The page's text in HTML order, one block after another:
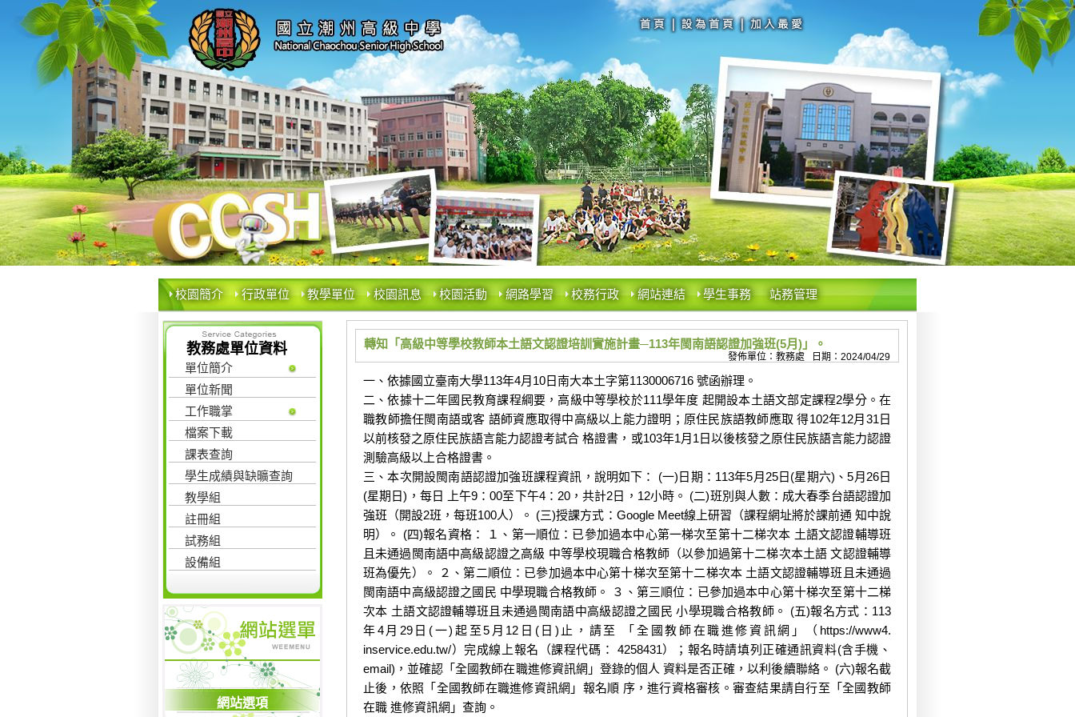
校園簡介 行政單位 教學單位 校園訊息 校園活動 網路學習 校務行政 網站連結 學生事務 站務管理
教務處單位資料
單位簡介
單位新聞
工作職掌
檔案下載
課表查詢
學生成績與缺曠查詢
教學組
註冊組
試務組
設備組
網站選項
轉知「高級中等學校教師本土語文認證培訓實施計畫─113年閩南語認證加強班(5月)」。
發佈單位：教務處 日期：2024/04/29
一、依據國立臺南大學113年4月10日南大本土字第1130006716 號函辦理。
二、依據十二年國民教育課程綱要，高級中等學校於111學年度 起開設本土語文部定課程2學分。在
職教師擔任閩南語或客 語師資應取得中高級以上能力證明；原住民族語教師應取 得102年12月31日
以前核發之原住民族語言能力認證考試合 格證書，或103年1月1日以後核發之原住民族語言能力認證
測驗高級以上合格證書。
三、本次開設閩南語認證加強班課程資訊，說明如下： (一)日期：113年5月25日(星期六)、5月26日
(星期日)，每日 上午9：00至下午4：20，共計2日，12小時。 (二)班別與人數：成大春季台語認證加
強班（開設2班，每班100人）。 (三)授課方式：Google Meet線上研習（課程網址將於課前通 知中說
明）。 (四)報名資格： １、第一順位：已參加過本中心第一梯次至第十二梯次本 土語文認證輔導班
且未通過閩南語中高級認證之高級 中等學校現職合格教師（以參加過第十二梯次本土語 文認證輔導
班為優先）。 ２、第二順位：已參加過本中心第十梯次至第十二梯次本 土語文認證輔導班且未通過
閩南語中高級認證之國民 中學現職合格教師。 ３、第三順位：已參加過本中心第十梯次至第十二梯
次本 土語文認證輔導班且未通過閩南語中高級認證之國民 小學現職合格教師。 (五)報名方式：113
年4月29日(一)起至5月12日(日)止，請至 「全國教師在職進修資訊網」（https://www4.
inservice.edu.tw/）完成線上報名（課程代碼： 4258431）；報名時請填列正確通訊資料(含手機、
email)，並確認「全國教師在職進修資訊網」登錄的個人 資料是否正確，以利後續聯絡。 (六)報名截
止後，依照「全國教師在職進修資訊網」報名順 序，進行資格審核。審查結果請自行至「全國教師
在職 進修資訊網」查詢。